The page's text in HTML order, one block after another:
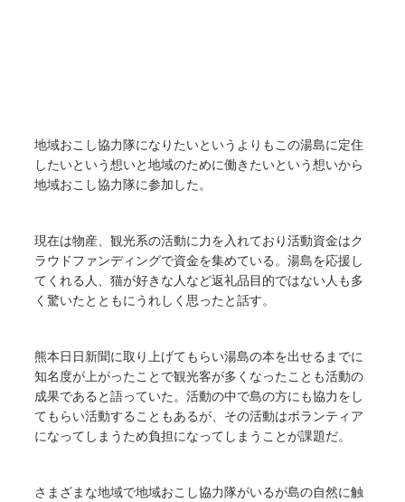
地域おこし協力隊になりたいというよりもこの湯島に定住
したいという想いと地域のために働きたいという想いから
地域おこし協力隊に参加した。
現在は物産、観光系の活動に力を入れており活動資金はク
ラウドファンディングで資金を集めている。湯島を応援し
てくれる人、猫が好きな人など返礼品目的ではない人も多
く驚いたとともにうれしく思ったと話す。
熊本日日新聞に取り上げてもらい湯島の本を出せるまでに
知名度が上がったことで観光客が多くなったことも活動の
成果であると語っていた。活動の中で島の方にも協力をし
てもらい活動することもあるが、その活動はボランティア
になってしまうため負担になってしまうことが課題だ。
さまざまな地域で地域おこし協力隊がいるが島の自然に触